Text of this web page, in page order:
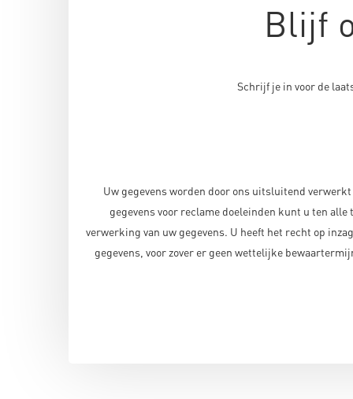
Blijf
Schrijf je in voor de
Uw gegevens worden door ons uitsluitend
gegevens voor reclame doeleinden kunt u ten
verwerking van uw gegevens. U heeft het recht op
gegevens, voor zover er geen wettelijke